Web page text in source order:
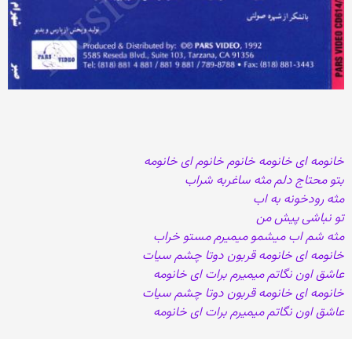
خانومه ای خانومه خانوم خانوم ای خانومه
بتو محتاج دلم مثه ساغربه شراب
مثه رودخونه به اب
تو نباشی پیش من
مثه شم اب میشمو میمیرم مستو خراب
خانومه ای خانومه قربون دوتا چشم سیات
عاشق اون نگاتم میمیرم برات ای خانومه
خانومه ای خانومه قربون دوتا چشم سیات
عاشق اون نگاتم میمیرم برات ای خانومه